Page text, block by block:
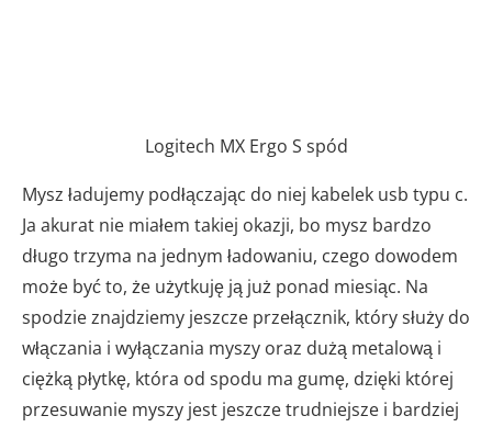
Logitech MX Ergo S spód
Mysz ładujemy podłączając do niej kabelek usb typu c.
Ja akurat nie miałem takiej okazji, bo mysz bardzo
długo trzyma na jednym ładowaniu, czego dowodem
może być to, że użytkuję ją już ponad miesiąc. Na
spodzie znajdziemy jeszcze przełącznik, który służy do
włączania i wyłączania myszy oraz dużą metalową i
ciężką płytkę, która od spodu ma gumę, dzięki której
przesuwanie myszy jest jeszcze trudniejsze i bardziej